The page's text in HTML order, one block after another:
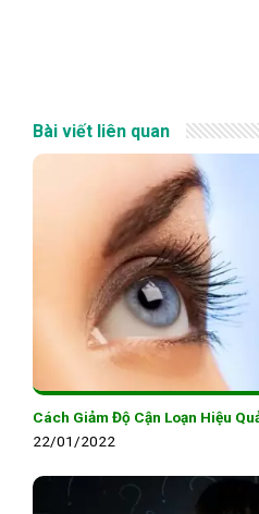
Bài viết liên quan
Cách Giảm Độ Cận Loạn Hiệu
22/01/2022